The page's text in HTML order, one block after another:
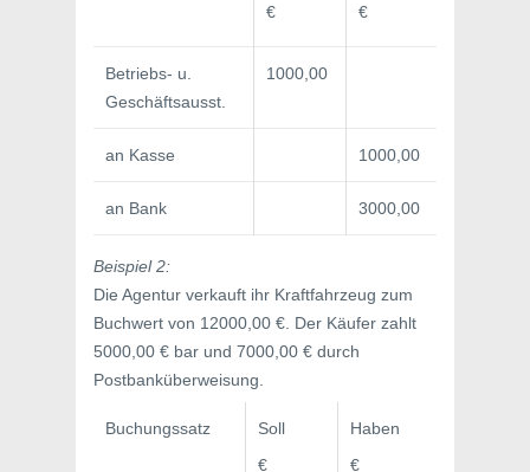
€
€
Betriebs- u.
Geschäftsausst.
1000,00
an Kasse 1000,00
an Bank 3000,00
Beispiel 2:
Die Agentur verkauft ihr Kraftfahrzeug zum
Buchwert von 12000,00 €. Der Käufer zahlt
5000,00 € bar und 7000,00 € durch
Postbanküberweisung.
Buchungssatz
Soll
€
Haben
€